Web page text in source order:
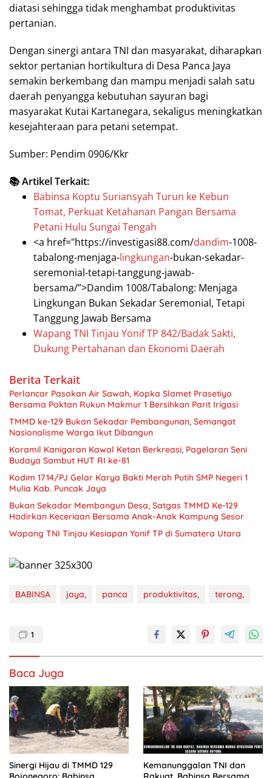
diatasi sehingga tidak menghambat produktivitas
pertanian.
Dengan sinergi antara TNI dan masyarakat, diharapkan
sektor pertanian hortikultura di Desa Panca Jaya
semakin berkembang dan mampu menjadi salah satu
daerah penyangga kebutuhan sayuran bagi
masyarakat Kutai Kartanegara, sekaligus meningkatkan
kesejahteraan para petani setempat.
Sumber: Pendim 0906/Kkr
📚 Artikel Terkait:
Babinsa Koptu Suriansyah Turun ke Kebun
Tomat, Perkuat Ketahanan Pangan Bersama
Petani Hulu Sungai Tengah
<a href="https://investigasi88.com/dandim-1008-
tabalong-menjaga-lingkungan-bukan-sekadar-
seremonial-tetapi-tanggung-jawab-
bersama/”>Dandim 1008/Tabalong: Menjaga
Lingkungan Bukan Sekadar Seremonial, Tetapi
Tanggung Jawab Bersama
Wapang TNI Tinjau Yonif TP 842/Badak Sakti,
Dukung Pertahanan dan Ekonomi Daerah
Berita Terkait
Perlancar Pasokan Air Sawah, Kopka Slamet Prasetiyo
Bersama Poktan Rukun Makmur 1 Bersihkan Parit Irigasi
TMMD ke-129 Bukan Sekadar Pembangunan, Semangat
Nasionalisme Warga Ikut Dibangun
Koramil Kanigaran Kawal Ketan Berkreasi, Pagelaran Seni
Budaya Sambut HUT RI ke-81
Kodim 1714/PJ Gelar Karya Bakti Merah Putih SMP Negeri 1
Mulia Kab. Puncak Jaya
Bukan Sekadar Membangun Desa, Satgas TMMD Ke-129
Hadirkan Keceriaan Bersama Anak-Anak Kampung Sesor
Wapang TNI Tinjau Kesiapan Yonif TP di Sumatera Utara
BABINSA jaya, panca produktivitas, terong,
1
Baca Juga
Sinergi Hijau di TMMD 129
Kemanunggalan TNI dan